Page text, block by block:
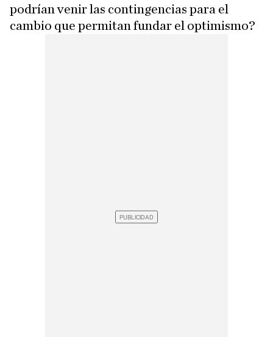
podrían venir las contingencias para el
cambio que permitan fundar el optimismo?